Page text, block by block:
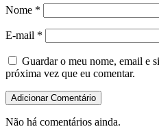
Nome *
E-mail *
Guardar o meu nome, email e
próxima vez que eu comentar.
Não há comentários ainda.